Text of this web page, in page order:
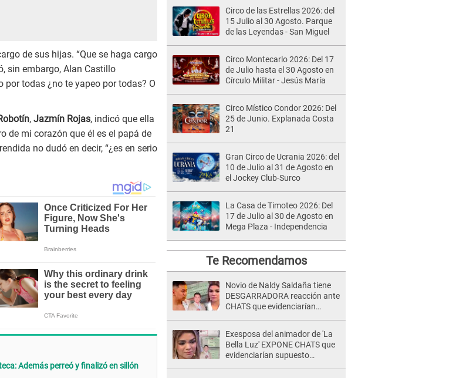
de sus hijas. “Que se haga cargo
sin embargo, Alan Castillo
por todas ¿no te yapeo por todas? O
, Jazmín Rojas, indicó que ella
de mi corazón que él es el papá de
no dudó en decir, “¿es en serio
Además perreó y finalizó en sillón
Circo de las Estrellas 2026: del
15 Julio al 30 Agosto. Parque
de las Leyendas - San Miguel
Circo Montecarlo 2026: Del 17
de Julio hasta el 30 Agosto en
Círculo Militar - Jesús María
Circo Místico Condor 2026: Del
25 de Junio. Explanada Costa
21
Gran Circo de Ucrania 2026: del
10 de Julio al 31 de Agosto en
el Jockey Club-Surco
La Casa de Timoteo 2026: Del
17 de Julio al 30 de Agosto en
Mega Plaza - Independencia
Te Recomendamos
Novio de Naldy Saldaña tiene
DESGARRADORA reacción ante
CHATS que evidenciarían
Exesposa del animador de 'La
Bella Luz' EXPONE CHATS que
evidenciarían supuesto